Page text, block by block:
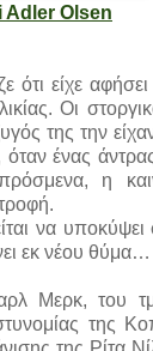
Olsen
ότι είχε
Οι
της την
ένας
η
να υποκύψει
εκ νέου θύμα…
Μερκ, του
της